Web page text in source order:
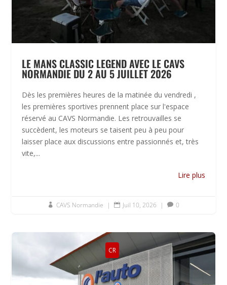
LE MANS CLASSIC LEGEND AVEC LE CAVS
NORMANDIE DU 2 AU 5 JUILLET 2026
Dès les premières heures de la matinée du vendredi ,
les premières sportives prennent place sur l'espace
réservé au CAVS Normandie. Les retrouvailles se
succèdent, les moteurs se taisent peu à peu pour
laisser place aux discussions entre passionnés et, très
vite,...
Lire plus
 CAVS Normandie |  Juil 10, 2026 |  0
CR